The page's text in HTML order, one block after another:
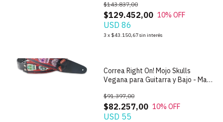
$129.452,00
$143.837,00
10% OFF
USD 86
3 x $43.150,67sin interés
Correa Right On! Mojo Skulls
Vegana para Guitarra y Bajo - Made
$82.257,00
$91.397,00
10% OFF
USD 55